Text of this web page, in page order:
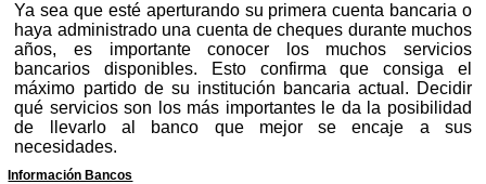
Ya sea que esté aperturando su primera cuenta bancaria o
haya administrado una cuenta de cheques durante muchos
años, es importante conocer los muchos servicios
bancarios disponibles. Esto confirma que consiga el
máximo partido de su institución bancaria actual. Decidir
qué servicios son los más importantes le da la posibilidad
de llevarlo al banco que mejor se encaje a sus
necesidades.
Información Bancos